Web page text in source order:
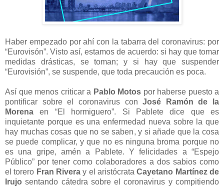
Haber empezado por ahí con la tabarra del coronavirus: por
“Eurovisón”. Visto así, estamos de acuerdo: si hay que tomar
medidas drásticas, se toman; y si hay que suspender
“Eurovisión”, se suspende, que toda precaución es poca.
Así que menos criticar a Pablo Motos por haberse puesto a
pontificar sobre el coronavirus conJosé Ramón de la
Morena en “El hormiguero”. Si Pablete dice que es
inquietante porque es una enfermedad nueva sobre la que
hay muchas cosas que no se saben, y si añade que la cosa
se puede complicar, y que no es ninguna broma porque no
es una gripe, amén a Pablete. Y felicidades a “Espejo
Público” por tener como colaboradores a dos sabios como
el torero Fran Rivera y el aristócrataCayetano Martínez de
Irujosentando cátedra sobre el coronavirus y compitiendo